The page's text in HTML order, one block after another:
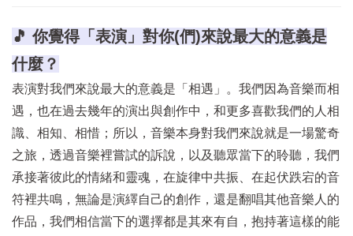
🎵 你覺得「表演」對你(們)來說最大的意義是
什麼？
表演對我們來說最大的意義是「相遇」。我們因為音樂而相
遇，也在過去幾年的演出與創作中，和更多喜歡我們的人相
識、相知、相惜；所以，音樂本身對我們來說就是一場驚奇
之旅，透過音樂裡嘗試的訴說，以及聽眾當下的聆聽，我們
承接著彼此的情緒和靈魂，在旋律中共振、在起伏跌宕的音
符裡共鳴，無論是演繹自己的創作，還是翻唱其他音樂人的
作品，我們相信當下的選擇都是其來有自，抱持著這樣的能